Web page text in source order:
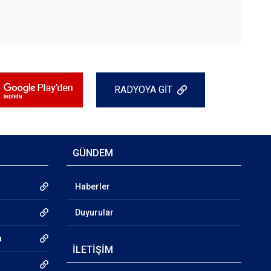
RADYOYA GİT
GÜNDEM
Haberler
Duyurular
İLETİŞİM